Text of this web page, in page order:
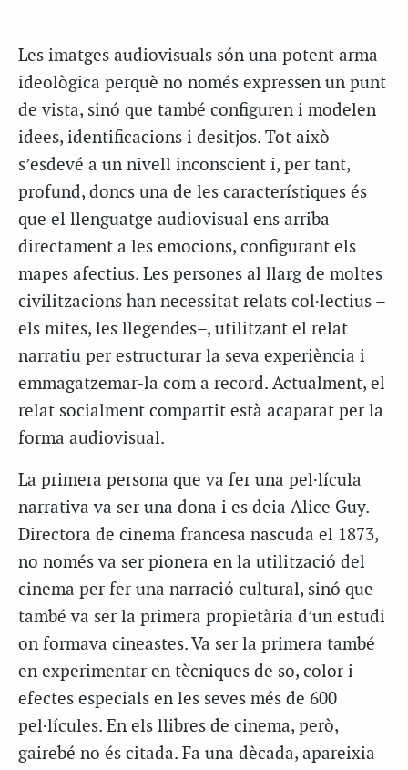
Les imatges audiovisuals són una potent arma
ideològica perquè no només expressen un punt
de vista, sinó que també configuren i modelen
idees, identificacions i desitjos. Tot això
s’esdevé a un nivell inconscient i, per tant,
profund, doncs una de les característiques és
que el llenguatge audiovisual ens arriba
directament a les emocions, configurant els
mapes afectius. Les persones al llarg de moltes
civilitzacions han necessitat relats col·lectius –
els mites, les llegendes–, utilitzant el relat
narratiu per estructurar la seva experiència i
emmagatzemar-la com a record. Actualment, el
relat socialment compartit està acaparat per la
forma audiovisual.
La primera persona que va fer una pel·lícula
narrativa va ser una dona i es deia Alice Guy.
Directora de cinema francesa nascuda el 1873,
no només va ser pionera en la utilització del
cinema per fer una narració cultural, sinó que
també va ser la primera propietària d’un estudi
on formava cineastes. Va ser la primera també
en experimentar en tècniques de so, color i
efectes especials en les seves més de 600
pel·lícules. En els llibres de cinema, però,
gairebé no és citada. Fa una dècada, apareixia